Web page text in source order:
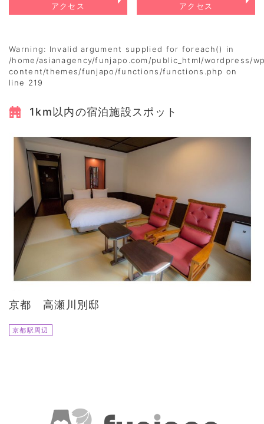
アクセス
アクセス
Warning: Invalid argument supplied for foreach() in
/home/asianagency/funjapo.com/public_html/wordpress/
content/themes/funjapo/functions/functions.php on
line 219
1km以内の宿泊施設スポット
京都 高瀬川別邸
京都駅周辺